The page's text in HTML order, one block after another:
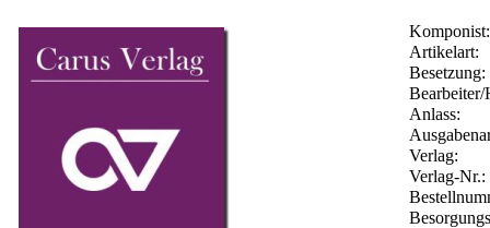
Komponist:
Artikelart:
Besetzung:
Bearbeiter/
Anlass:
Verlag:
Verlag-Nr.: